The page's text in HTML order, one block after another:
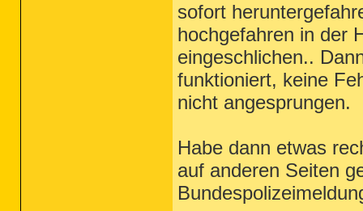
sofort
hochgefahren in der
eingeschlichen..
funktioniert, keine
nicht angesprungen.
Habe dann etwas
auf anderen Seiten